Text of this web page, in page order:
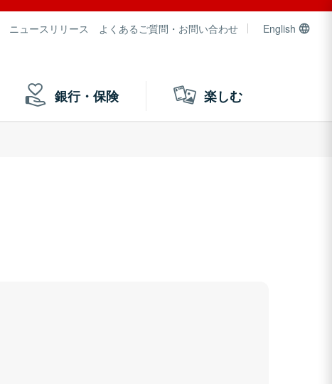
ニュースリリース よくあるご質問・お問い合わせ English
銀行・保険 楽しむ